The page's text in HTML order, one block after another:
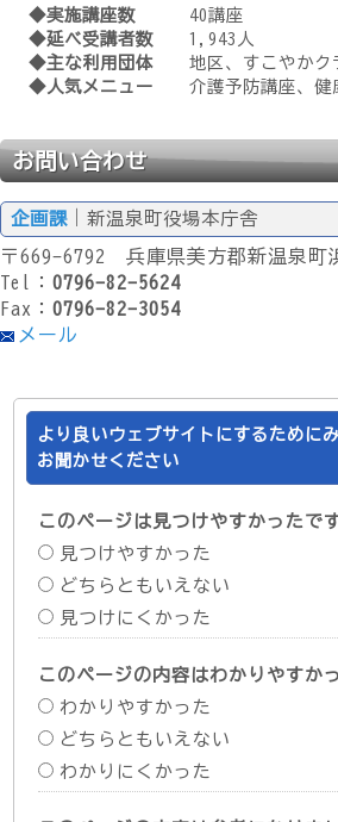
◆実施講座数 40講座
◆延べ受講者数 1,943人
◆主な利用団体 地区、すこやかク
◆人気メニュー 介護予防講座、健
お問い合わせ
企画課 ｜新温泉町役場本庁舎
〒669-6792 兵庫県美方郡新温泉町
Tel： 0796-82-5624
Fax： 0796-82-3054
メール
より良いウェブサイトにするために
お聞かせください
このページは見つけやすかったで
見つけやすかった
どちらともいえない
見つけにくかった
このページの内容はわかりやすか
わかりやすかった
どちらともいえない
わかりにくかった